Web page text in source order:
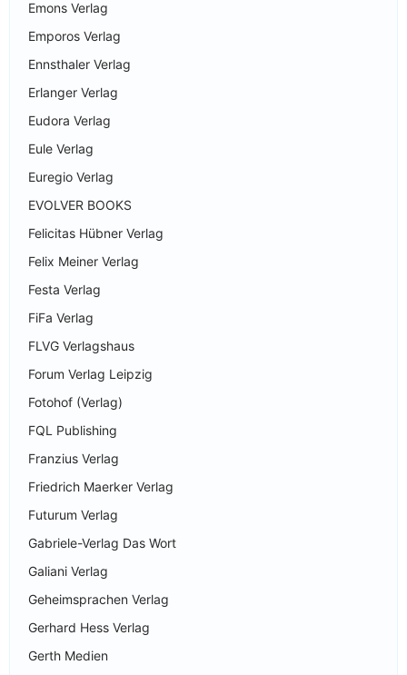
Emons Verlag
Emporos Verlag
Ennsthaler Verlag
Erlanger Verlag
Eudora Verlag
Eule Verlag
Euregio Verlag
EVOLVER BOOKS
Felicitas Hübner Verlag
Felix Meiner Verlag
Festa Verlag
FiFa Verlag
FLVG Verlagshaus
Forum Verlag Leipzig
Fotohof (Verlag)
FQL Publishing
Franzius Verlag
Friedrich Maerker Verlag
Futurum Verlag
Gabriele-Verlag Das Wort
Galiani Verlag
Geheimsprachen Verlag
Gerhard Hess Verlag
Gerth Medien